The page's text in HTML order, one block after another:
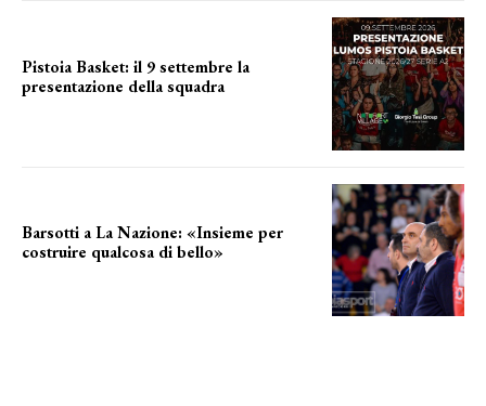
Pistoia Basket: il 9 settembre la
presentazione della squadra
Barsotti a La Nazione: «Insieme per
costruire qualcosa di bello»